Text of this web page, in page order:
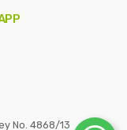
No. 4868/13